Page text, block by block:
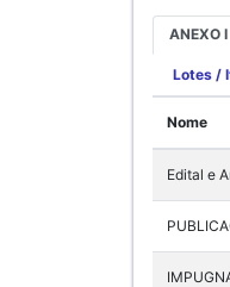
ANEXO I
Lotes /
Nome
Edital e